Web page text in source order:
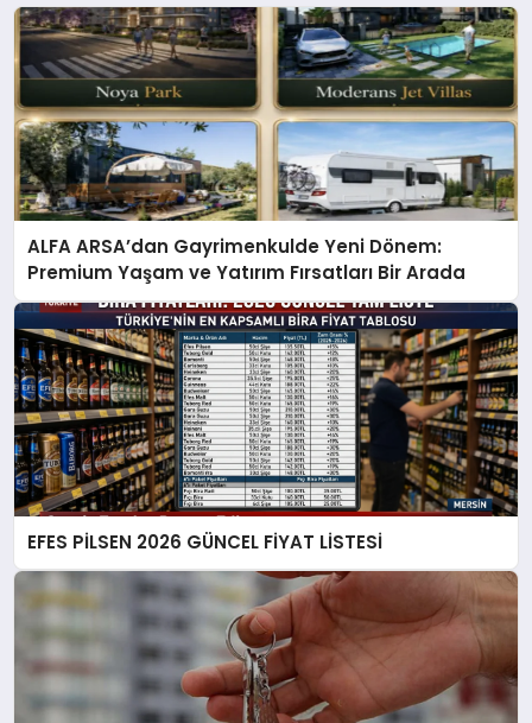
ALFA ARSA’dan Gayrimenkulde Yeni Dönem:
Premium Yaşam ve Yatırım Fırsatları Bir Arada
EFES PİLSEN 2026 GÜNCEL FİYAT LİSTESİ